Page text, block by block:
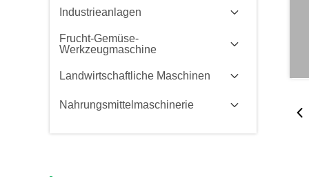
Industrieanlagen
Frucht-Gemüse-
Werkzeugmaschine
Landwirtschaftliche Maschinen
Nahrungsmittelmaschinerie